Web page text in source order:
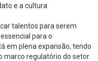
e a cultura
talentos para serem
para o
em plena expansão, tendo
marco regulatório do setor.